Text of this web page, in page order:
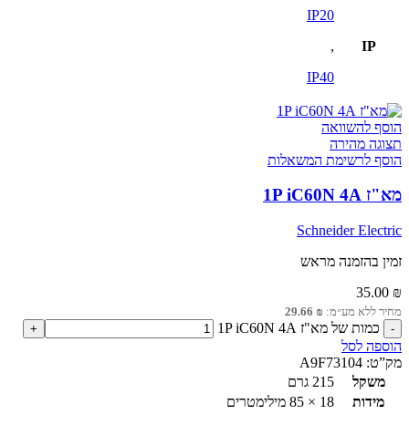
IP
IP20
,
IP40
הוסף להשוואה
תצוגה מהירה
הוסף לרשימת המשאלות
מא"ז 1P iC60N 4A
Schneider Electric
זמין בהזמנה מראש
35.00 ₪
מחיר ללא מע״מ: 29.66 ₪
כמות של מא"ז 1P iC60N 4A
הוספה לסל
מק”ט: A9F73104
משקל
215 גרם
מידות
18 × 85 מילימטרים